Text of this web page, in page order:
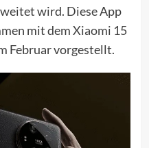
wird. Diese App
mit demXiaomi 15
Februar vorgestellt.